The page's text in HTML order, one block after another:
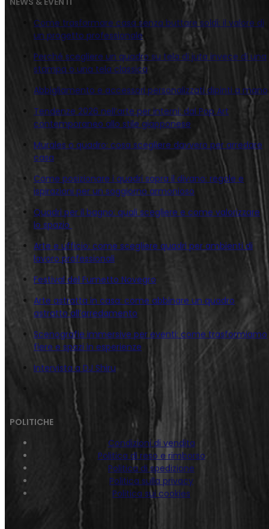
Come trasformare casa senza buttare soldi: il valore di
un progetto professionale
Perché scegliere un quadro su tela di juta invece di una
stampa o una tela classica
Abbigliamento e accessori personalizzati dipinti a mano
Tendenze 2026 nell’arte per interni: dal Pop Art
contemporaneo allo stile giapponese
Murales o quadro: cosa scegliere davvero per arredare
casa
Come posizionare i quadri sopra il divano: regole e
ispirazioni per un soggiorno armonioso
Quadri per il bagno: quali scegliere e come valorizzare
lo spazio
Arte e ufficio: come scegliere quadri per ambienti di
lavoro professionali
Festival del Fumetto Novegro
Arte astratta in casa: come abbinare un quadro
astratto all’arredamento
Scenografie immersive per eventi: come trasformiamo
fiere e spazi in esperienze
Intervista a DJ Shiru
POLITICHE
Condizioni di vendita
Politica di reso e rimborso
Politica di spedizione
Politica sulla privacy
Politica sui cookies